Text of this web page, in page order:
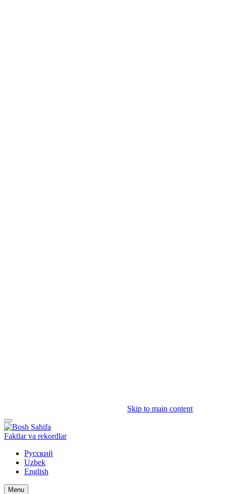
Skip to main content
Faktlar va rekordlar
Русский
Uzbek
English
Menu